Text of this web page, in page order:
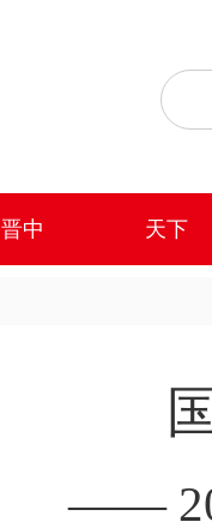
晋中 天下
——